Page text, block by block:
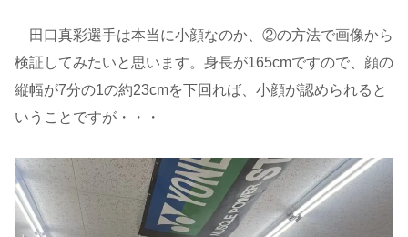
田口真彩選手は本当に小顔なのか、②の方法で画像から
検証してみたいと思います。身長が165cmですので、顔の
縦幅が7分の1の約23cmを下回れば、小顔が認められると
いうことですが・・・